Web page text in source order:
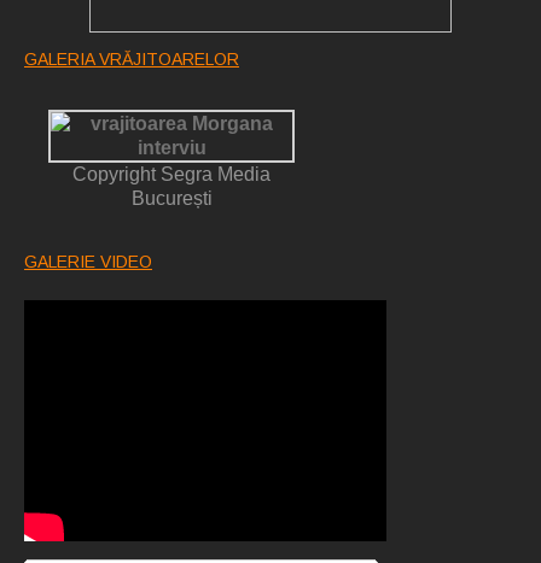
GALERIA VRĂJITOARELOR
Copyright Segra Media
București
GALERIE VIDEO